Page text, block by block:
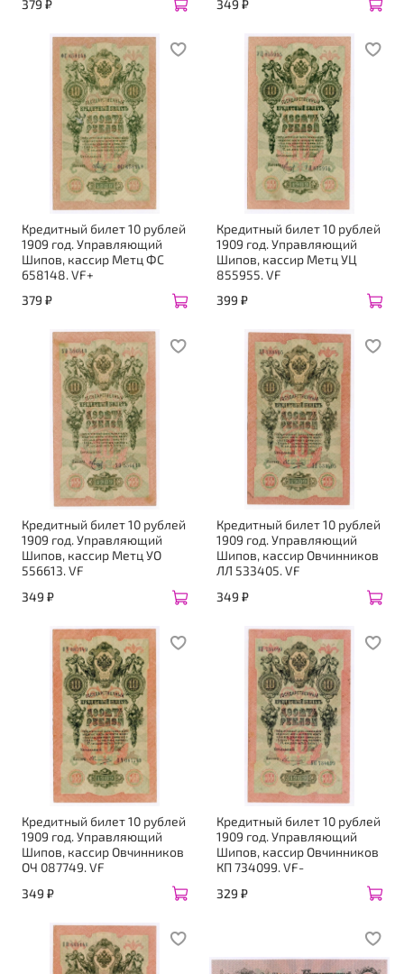
379 ₽ 349 ₽
Кредитный билет 10 рублей
1909 год. Управляющий
Шипов, кассир Метц ФС
658148. VF+
379 ₽
Кредитный билет 10 рублей
1909 год. Управляющий
Шипов, кассир Метц УЦ
855955. VF
399 ₽
Кредитный билет 10 рублей
1909 год. Управляющий
Шипов, кассир Метц УО
556613. VF
349 ₽
Кредитный билет 10 рублей
1909 год. Управляющий
Шипов, кассир Овчинников
ЛЛ 533405. VF
349 ₽
Кредитный билет 10 рублей
1909 год. Управляющий
Шипов, кассир Овчинников
ОЧ 087749. VF
349 ₽
Кредитный билет 10 рублей
1909 год. Управляющий
Шипов, кассир Овчинников
КП 734099. VF-
329 ₽